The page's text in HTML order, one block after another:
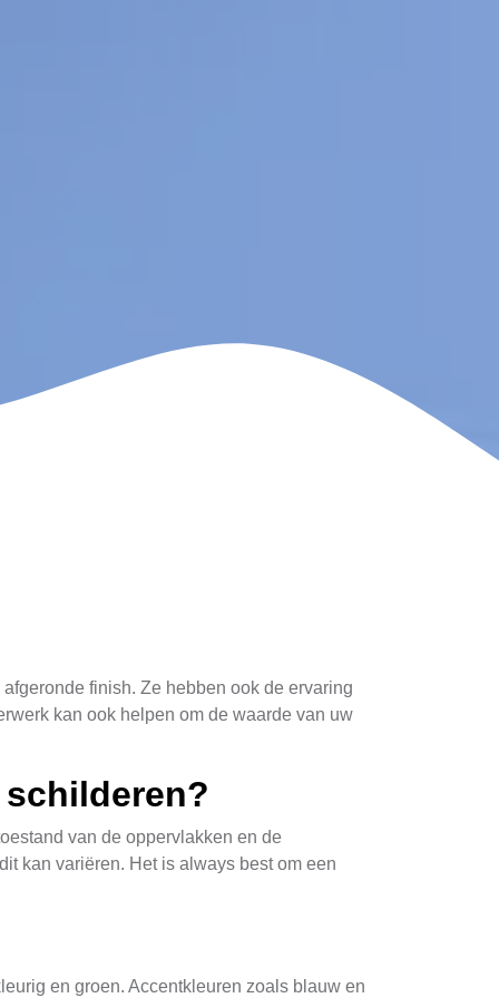
finish. Ze hebben ook de ervaring
kan ook helpen om de waarde van uw
van de oppervlakken en de
kan variëren. Het is always best om een
en groen. Accentkleuren zoals blauw en